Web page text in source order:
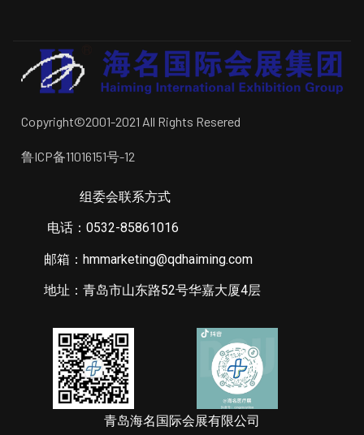
Copyright©2001-2021 All Rights Resered
鲁ICP备11016151号-12
组委会联系方式
电话：0532-85861016
邮箱：hmmarketing@qdhaiming.com
地址：青岛市山东路52号华嘉大厦4层
青岛海名国际会展有限公司